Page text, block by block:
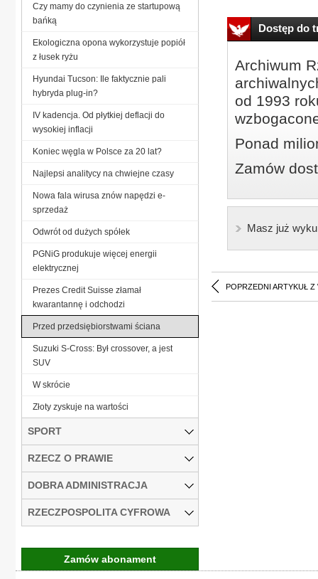
Dostęp do
Archiwum
od 1993
Ponad
Zamów
Masz już
POPRZEDNI ARTYKUŁ Z
Czy mamy do czynienia ze startupową
bańką
Ekologiczna opona wykorzystuje popiół
z łusek ryżu
Hyundai Tucson: Ile faktycznie pali
hybryda plug-in?
IV kadencja. Od płytkiej deflacji do
wysokiej inflacji
Koniec węgla w Polsce za 20 lat?
Najlepsi analitycy na chwiejne czasy
Nowa fala wirusa znów napędzi e-
sprzedaż
Odwrót od dużych spółek
PGNiG produkuje więcej energii
elektrycznej
Prezes Credit Suisse złamał
kwarantannę i odchodzi
Przed przedsiębiorstwami ściana
Suzuki S-Cross: Był crossover, a jest
SUV
W skrócie
Złoty zyskuje na wartości
SPORT
RZECZ O PRAWIE
DOBRA ADMINISTRACJA
RZECZPOSPOLITA CYFROWA
Zamów abonament